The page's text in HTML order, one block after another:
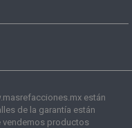
están
de la garantía están
vendemos productos